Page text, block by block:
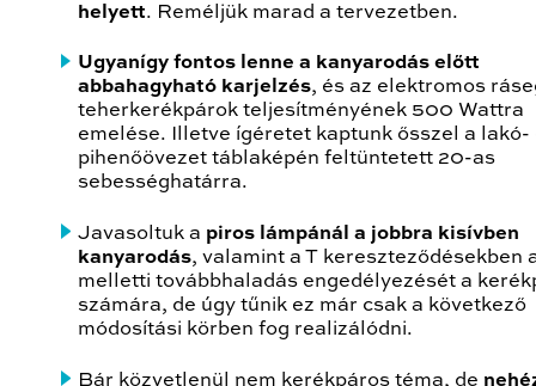
helyett. Reméljük marad a tervezetben.
Ugyanígy fontos lenne a kanyarodás előtt
abbahagyható karjelzés, és az elektromos
teherkerékpárok teljesítményének 500 Wattra
emelése. Illetve ígéretet kaptunk ősszel a lakó-
pihenőövezet táblaképén feltüntetett 20-as
sebességhatárra.
Javasoltuk a piros lámpánál a jobbra kisívben
kanyarodás, valamint a T kereszteződésekben
melletti továbbhaladás engedélyezését a
számára, de úgy tűnik ez már csak a következő
módosítási körben fog realizálódni.
Bár közvetlenül nem kerékpáros téma, de